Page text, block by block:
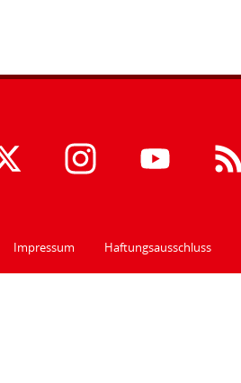
Impressum Haftungsausschluss